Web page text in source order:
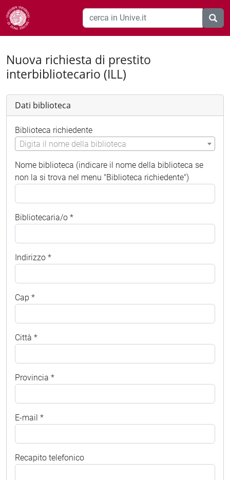
Nuova richiesta di prestito
interbibliotecario (ILL)
Dati biblioteca
Biblioteca richiedente
Digita il nome della biblioteca
Nome biblioteca (indicare il nome della biblioteca se
non la si trova nel menu "Biblioteca richiedente")
Bibliotecaria/o *
Indirizzo *
Cap *
Città *
Provincia *
E-mail *
Recapito telefonico